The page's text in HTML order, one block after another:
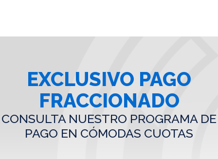
EXCLUSIVO PAGO
FRACCIONADO
CONSULTA NUESTRO PROGRAMA DE
PAGO EN CÓMODAS CUOTAS